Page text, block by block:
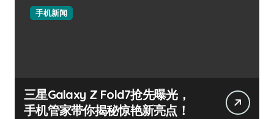
手机新闻
三星Galaxy Z Fold7抢先曝光，
手机管家带你揭秘惊艳新亮点！